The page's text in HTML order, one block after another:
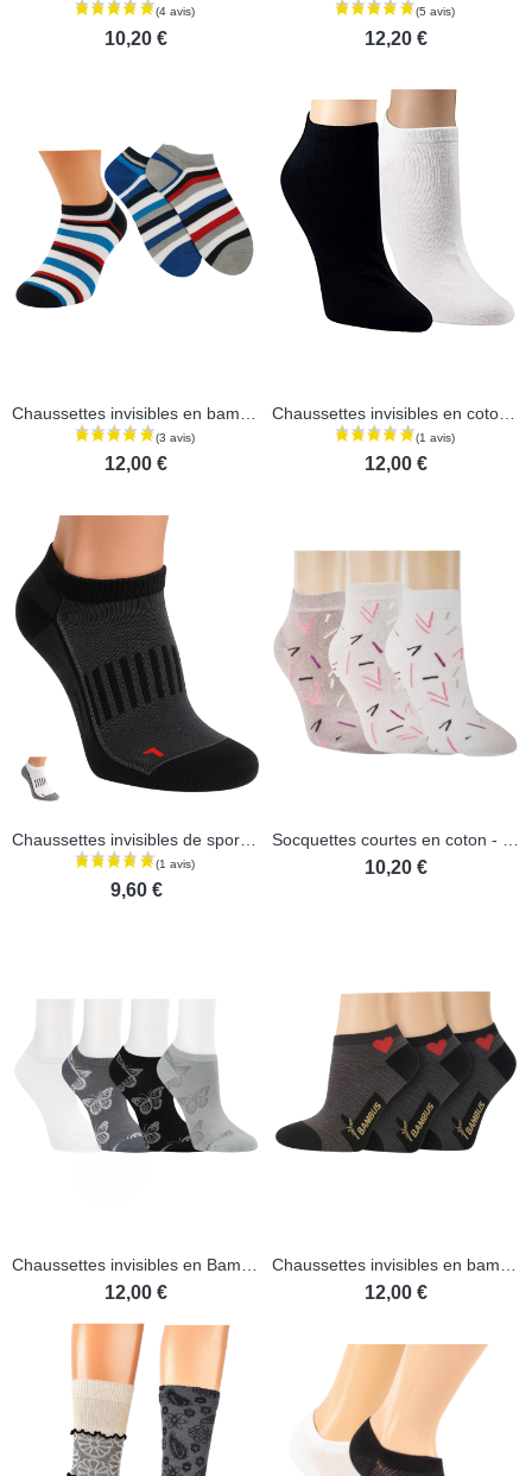
10,20 € 12,20 €
12,00 € 12,00 €
9,60 €
10,20 €
Chaussettes invisibles en Bambou - Lot de 3 paires
12,00 €
Chaussettes invisibles en bambou - Lot de 3 paires
12,00 €